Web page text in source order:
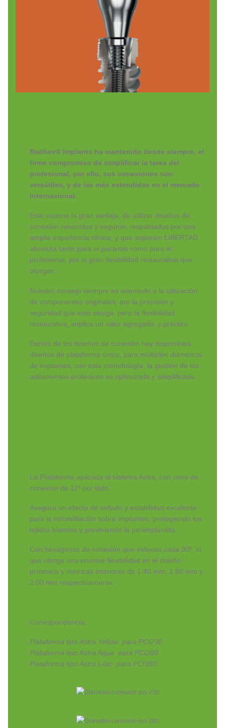
Radhex® Implants ha mantenido desde siempre, el
firme compromiso de simplificar la tarea del
profesional, por ello, sus conexiones son
versátiles, y de las más extendidas en el mercado
internacional.
Esto supone la gran ventaja, de utilizar diseños de
conexión conocidos y seguros, respaldados por una
amplia experiencia clinica, y que suponen LIBERTAD
absoluta tanto para el paciente como para el
profesional, por la gran flexibilidad restaurativa que
otorgan.
Nuestro consejo siempre es orientado a la utilización
de componentes originales, por la precisión y
seguridad que esto otorga, pero la flexibilidad
restaurativa, implica un valor agregado, y práctico.
Dentro de los diseños de conexión hay disponibles
diseños de plataforma única, para múltiples diámetros
de implantes, con esta metodología, la gestión de los
aditamentos protésicos es optimizada y simplificada.
La Plataforma aplicada al sistema Astra, con cono de
conexión de 11º por lado.
Asegura un efecto de sellado y estabilidad excelente
para la rehabilitación sobre implantes, protegiendo los
tejidos blandos y previniendo la periimplantitis.
Con hexágonos de conexión que indexan cada 30º, lo
que otorga una enorme flexibilidad en el diseño
protésico y métricas interiores de 1.40 mm, 1.60 mm y
2.00 mm respectivamente.
Correspondencia:
Plataforma tipo Astra Yellow para PCI230
Plataforma tipo Astra Aqua para PCI280
Plataforma tipo Astra Lilac para PCI350